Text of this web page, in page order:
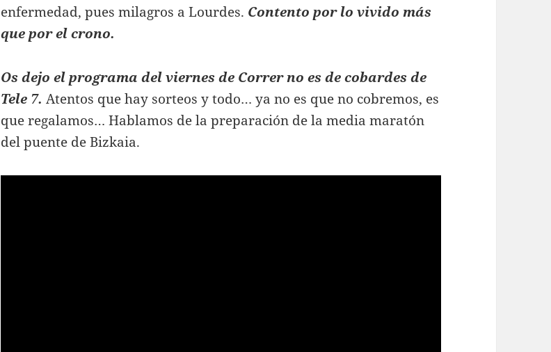
enfermedad, pues milagros a Lourdes. Contento por lo vivido más
que por el crono.
Os dejo el programa del viernes de Correr no es de cobardes de
Tele 7. Atentos que hay sorteos y todo… ya no es que no cobremos, es
que regalamos… Hablamos de la preparación de la media maratón
del puente de Bizkaia.